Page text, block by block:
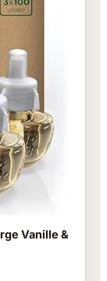
Vanille &